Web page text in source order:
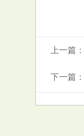
上一篇：
下一篇：